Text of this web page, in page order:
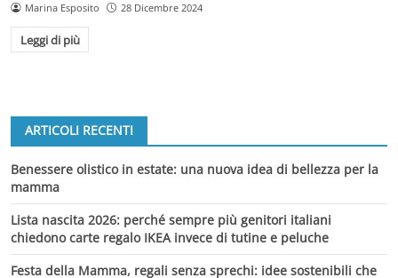
Marina Esposito 28 Dicembre 2024
Leggi di più
ARTICOLI RECENTI
Benessere olistico in estate: una nuova idea di bellezza per la
mamma
Lista nascita 2026: perché sempre più genitori italiani
chiedono carte regalo IKEA invece di tutine e peluche
Festa della Mamma, regali senza sprechi: idee sostenibili che